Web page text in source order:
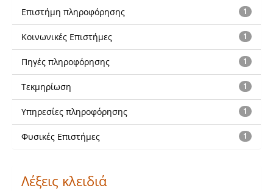
1
Επιστήμη πληροφόρησης
1
Κοινωνικές Επιστήμες
1
Πηγές πληροφόρησης
1
Τεκμηρίωση
1
Υπηρεσίες πληροφόρησης
1
Φυσικές Επιστήμες
Λέξεις κλειδιά